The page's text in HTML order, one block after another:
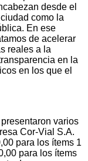
desde el
como la
En ese
de acelerar
reales a la
en la
en los que el
varios
Cor-Vial S.A.
para los ítems 1
para los ítems